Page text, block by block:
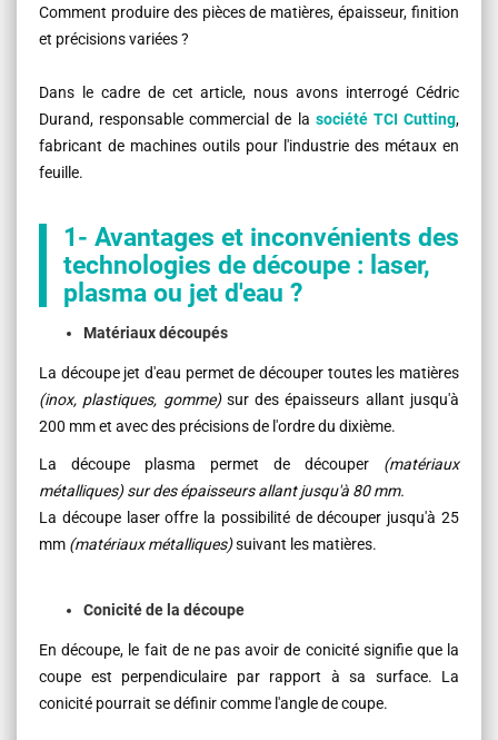
Comment produire des pièces de matières, épaisseur, finition
et précisions variées ?
Dans le cadre de cet article, nous avons interrogé Cédric
Durand, responsable commercial de la société TCI Cutting,
fabricant de machines outils pour l'industrie des métaux en
feuille.
1- Avantages et inconvénients des
technologies de découpe : laser,
plasma ou jet d'eau ?
Matériaux découpés
La découpe jet d'eau permet de découper toutes les matières
(inox, plastiques, gomme)sur des épaisseurs allant jusqu'à
200 mm et avec des précisions de l'ordre du dixième.
La découpe plasma permet de découper (matériaux
métalliques)sur des épaisseurs allant jusqu'à 80 mm.
La découpe laser offre la possibilité de découper jusqu'à 25
mm (matériaux métalliques)suivant les matières.
Conicité de la découpe
En découpe, le fait de ne pas avoir de conicité signifie que la
coupe est perpendiculaire par rapport à sa surface. La
conicité pourrait se définir comme l'angle de coupe.